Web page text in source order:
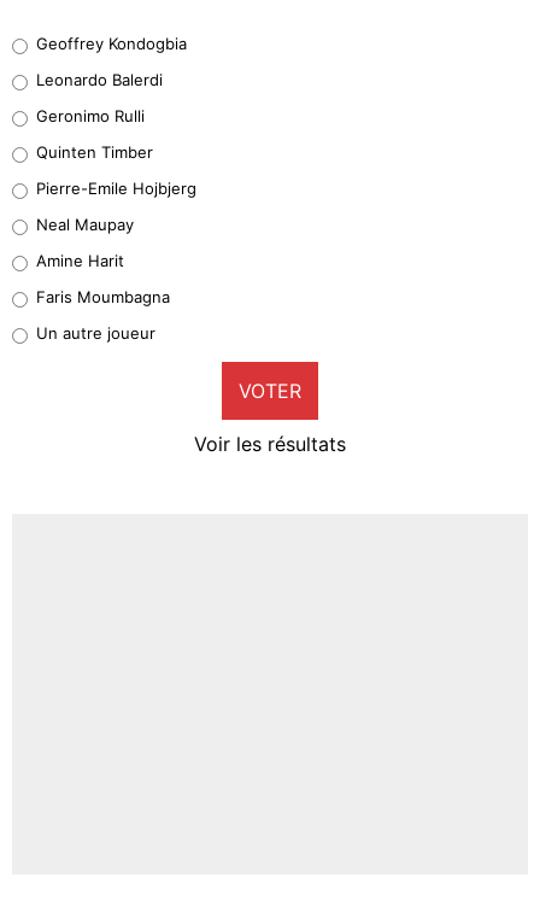
38%
32%
5%
1%
9%
Geoffrey Kondogbia
Leonardo Balerdi
Geronimo Rulli
Quinten Timber
Pierre-Emile Hojbjerg
Neal Maupay
Amine Harit
Faris Moumbagna
Un autre joueur
VOTER
Voir les résultats